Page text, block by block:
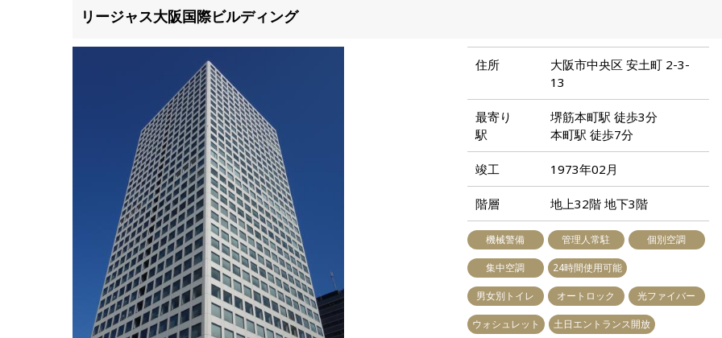
リージャス大阪国際ビルディング
住所
大阪市中央区 安土町 2-3-
13
最寄り
駅
堺筋本町駅 徒歩3分
本町駅 徒歩7分
竣工 1973年02月
階層 地上32階 地下3階
機械警備 管理人常駐 個別空調
集中空調 24時間使用可能
男女別トイレ オートロック 光ファイバー
ウォシュレット 土日エントランス開放